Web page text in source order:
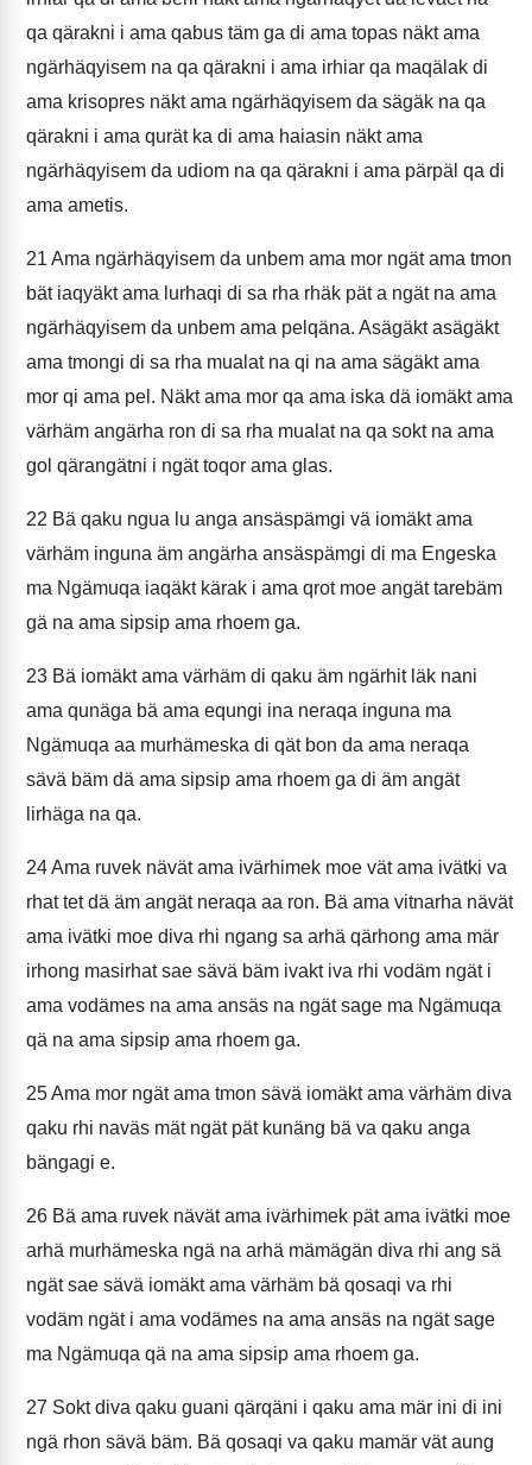
qa qärakni i ama qabus täm ga di ama topas näkt ama
ngärhäqyisem na qa qärakni i ama irhiar qa maqälak di
ama krisopres näkt ama ngärhäqyisem da sägäk na qa
qärakni i ama qurät ka di ama haiasin näkt ama
ngärhäqyisem da udiom na qa qärakni i ama pärpäl qa di
ama ametis.
21 Ama ngärhäqyisem da unbem ama mor ngät ama tmon
bät iaqyäkt ama lurhaqi di sa rha rhäk pät a ngät na ama
ngärhäqyisem da unbem ama pelqäna. Asägäkt asägäkt
ama tmongi di sa rha mualat na qi na ama sägäkt ama
mor qi ama pel. Näkt ama mor qa ama iska dä iomäkt ama
värhäm angärha ron di sa rha mualat na qa sokt na ama
gol qärangätni i ngät toqor ama glas.
22 Bä qaku ngua lu anga ansäspämgi vä iomäkt ama
värhäm inguna äm angärha ansäspämgi di ma Engeska
ma Ngämuqa iaqäkt kärak i ama qrot moe angät tarebäm
gä na ama sipsip ama rhoem ga.
23 Bä iomäkt ama värhäm di qaku äm ngärhit läk nani
ama qunäga bä ama equngi ina neraqa inguna ma
Ngämuqa aa murhämeska di qät bon da ama neraqa
sävä bäm dä ama sipsip ama rhoem ga di äm angät
lirhäga na qa.
24Ama ruvek nävät ama ivärhimek moe vät ama ivätki va
rhat tet dä äm angät neraqa aa ron. Bä ama vitnarha nävät
ama ivätki moe diva rhi ngang sa arhä qärhong ama mär
irhong masirhat sae sävä bäm ivakt iva rhi vodäm ngät i
ama vodämes na ama ansäs na ngät sage ma Ngämuqa
qä na ama sipsip ama rhoem ga.
25Ama mor ngät ama tmon sävä iomäkt ama värhäm diva
qaku rhi naväs mät ngät pät kunäng bä va qaku anga
bängagi e.
26 Bä ama ruvek nävät ama ivärhimek pät ama ivätki moe
arhä murhämeska ngä na arhä mämägän diva rhi ang sä
ngät sae sävä iomäkt ama värhäm bä qosaqi va rhi
vodäm ngät i ama vodämes na ama ansäs na ngät sage
ma Ngämuqa qä na ama sipsip ama rhoem ga.
27 Sokt diva qaku guani qärqäni i qaku ama mär ini di ini
ngä rhon sävä bäm. Bä qosaqi va qaku mamär vät aung